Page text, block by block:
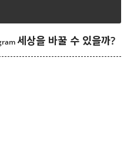
세상을 바꿀 수 있을까?